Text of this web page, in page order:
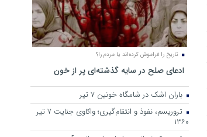
تاریخ را فراموش کرده‌اند یا مردم را؟
ادعای صلح در سایه گذشته‌ای پر از خون
باران اشک در شامگاه خونین 7 تیر
تروریسم، نفوذ و انتقام‌گیری؛ واکاوی جنایت ۷ تیر
۱۳۶۰